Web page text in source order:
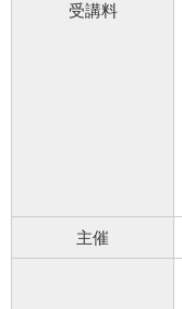
受講料
主催